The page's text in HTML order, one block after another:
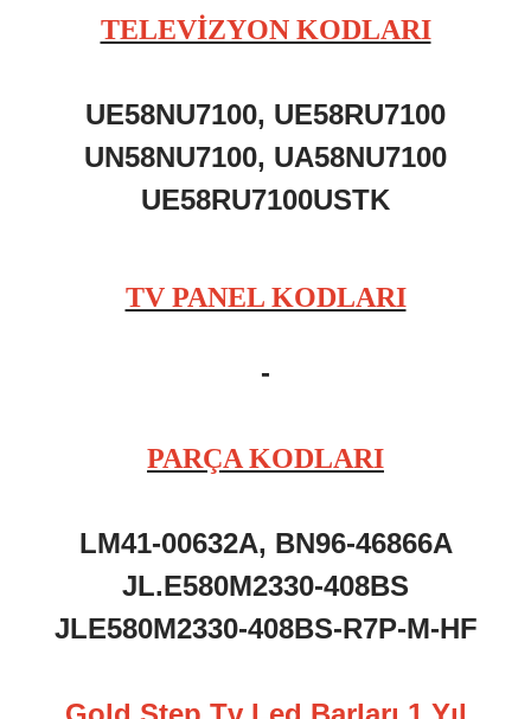
TELEVİZYON KODLARI
UE58NU7100, UE58RU7100
UN58NU7100, UA58NU7100
UE58RU7100USTK
TV PANEL KODLARI
-
PARÇA KODLARI
LM41-00632A, BN96-46866A
JL.E580M2330-408BS
JLE580M2330-408BS-R7P-M-HF